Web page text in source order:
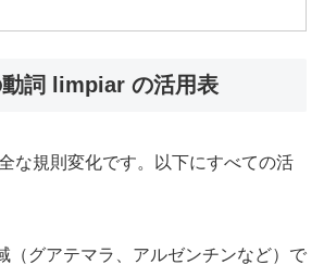
詞 limpiar の活用表
な規則変化です。以下にすべての活
（グアテマラ、アルゼンチンなど）で